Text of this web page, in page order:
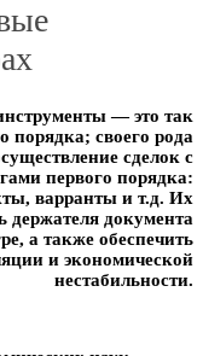
— это так
порядка; своего рода
сделок с
первого порядка:
варранты и т.д. Их
держателя документа
а также обеспечить
и экономической
нестабильности.